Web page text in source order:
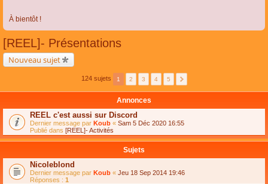
À bientôt !
[REEL]- Présentations
Nouveau sujet
124 sujets 1 2 3 4 5
Annonces
REEL c'est aussi sur Discord
Dernier message par Koub « Sam 5 Déc 2020 16:55
Publié dans [REEL]- Activités
Sujets
Nicoleblond
Dernier message par Koub « Jeu 18 Sep 2014 19:46
Réponses : 1